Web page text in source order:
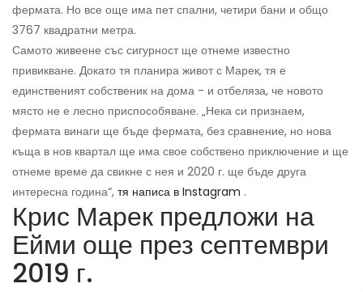
фермата. Но все още има пет спални, четири бани и общо
3767 квадратни метра.
Самото живеене със сигурност ще отнеме известно
привикване. Докато тя планира живот с Марек, тя е
единственият собственик на дома - и отбеляза, че новото
място не е лесно приспособяване. „Нека си признаем,
фермата винаги ще бъде фермата, без сравнение, но нова
къща в нов квартал ще има свое собствено приключение и ще
отнеме време да свикне с нея и 2020 г. ще бъде друга
интересна година“, тя написа в Instagram .
Крис Марек предложи на
Ейми още през септември
2019 г.